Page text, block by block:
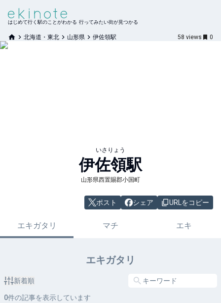
はじめて行く駅のことがわかる 行ってみたい街が見つかる
北海道・東北 山形県 伊佐領駅 58 views 0
いさりょう
伊佐領駅
山形県西置賜郡小国町
ポスト シェア URLをコピー
エキガタリ マチ エキ
エキガタリ
新着順
0件の記事を表示しています